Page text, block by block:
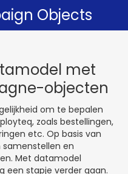
Objects
met
objecten
om te bepalen
zoals bestellingen,
etc. Op basis van
samenstellen en
Met datamodel
een stapje verder gaan.